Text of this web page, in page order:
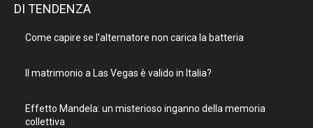
DI TENDENZA
Come capire se l’alternatore non carica la batteria
Il matrimonio a Las Vegas è valido in Italia?
Effetto Mandela: un misterioso inganno della memoria
collettiva